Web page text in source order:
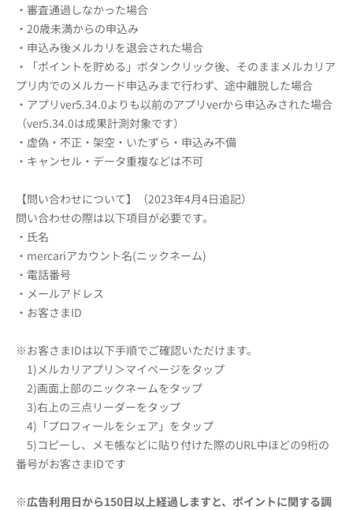
・審査通過しなかった場合
・20歳未満からの申込み
・申込み後メルカリを退会された場合
・「ポイントを貯める」ボタンクリック後、そのままメルカリア
プリ内でのメルカード申込みまで行わず、途中離脱した場合
・アプリver5.34.0よりも以前のアプリverから申込みされた場合
（ver5.34.0は成果計測対象です）
・虚偽・不正・架空・いたずら・申込み不備
・キャンセル・データ重複などは不可
【問い合わせについて】（2023年4月4日追記）
問い合わせの際は以下項目が必要です。
・氏名
・mercariアカウント名(ニックネーム)
・電話番号
・メールアドレス
・お客さまID
※お客さまIDは以下手順でご確認いただけます。
1)メルカリアプリ＞マイページをタップ
2)画面上部のニックネームをタップ
3)右上の三点リーダーをタップ
4)「プロフィールをシェア」をタップ
5)コピーし、
メモ帳などに貼り付けた際のURL中ほどの9桁の
番号がお客さまIDです
※広告利用日から150日以上経過しますと、ポイントに関する調